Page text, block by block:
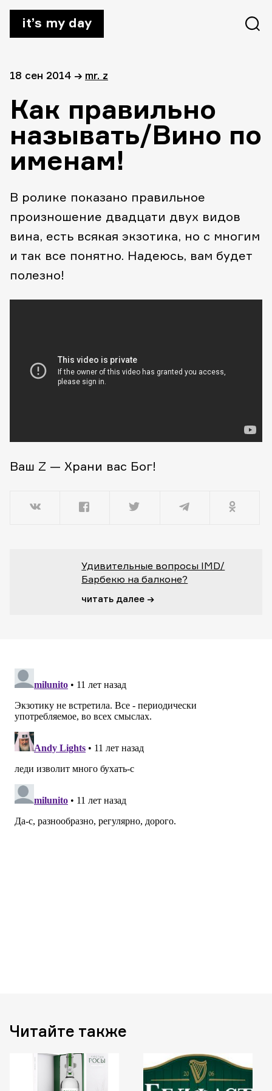
it’s my day
18 сен 2014 → mr. z
Как правильно
называть/Вино по
именам!
В ролике показано правильное
произношение двадцати двух видов
вина, есть всякая экзотика, но с многим
и так все понятно. Надеюсь, вам будет
полезно!
Ваш Z — Храни вас Бог!
Удивительные вопросы IMD/
Барбекю на балконе?
читать далее →
Читайте также